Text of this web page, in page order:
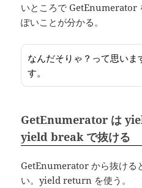
いところで GetEnumerator
ぽいことが分かる。
なんだそりゃ？って思い
す。
GetEnumerator は
yield break で抜ける
GetEnumerator から抜ける
い。yield return を使う。